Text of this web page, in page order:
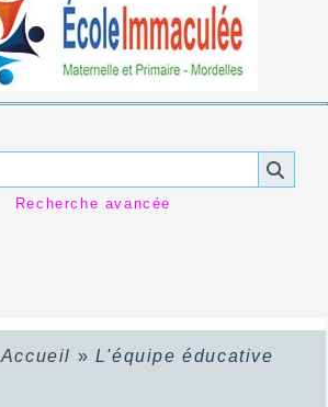
Recherche avancée
Accueil » L'équipe éducative